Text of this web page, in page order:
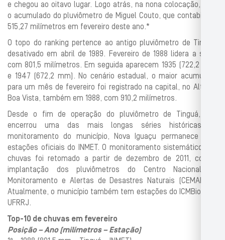
e chegou ao oitavo lugar. Logo atrás, na nona colocação, está
o acumulado do pluviômetro de Miguel Couto, que contabilizou
515,27 milímetros em fevereiro deste ano.*
O topo do ranking pertence ao antigo pluviômetro de Tinguá,
desativado em abril de 1989. Fevereiro de 1988 lidera a série,
com 801,5 milímetros. Em seguida aparecem 1935 (722,2 mm)
e 1947 (672,2 mm). No cenário estadual, o maior acumulado
para um mês de fevereiro foi registrado na capital, no Alto da
Boa Vista, também em 1988, com 910,2 milímetros.
Desde o fim de operação do pluviômetro de Tinguá, que
encerrou uma das mais longas séries históricas de
monitoramento do município, Nova Iguaçu permanece sem
estações oficiais do INMET. O monitoramento sistemático das
chuvas foi retomado a partir de dezembro de 2011, com a
implantação dos pluviômetros do Centro Nacional de
Monitoramento e Alertas de Desastres Naturais (CEMADEN).
Atualmente, o município também tem estações do ICMBio e da
UFRRJ.
Top-10 de chuvas em fevereiro
Posição – Ano (milímetros – Estação)